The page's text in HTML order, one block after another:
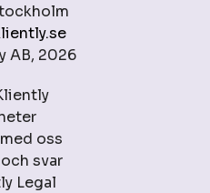
AB, 2026
oss
svar
Legal